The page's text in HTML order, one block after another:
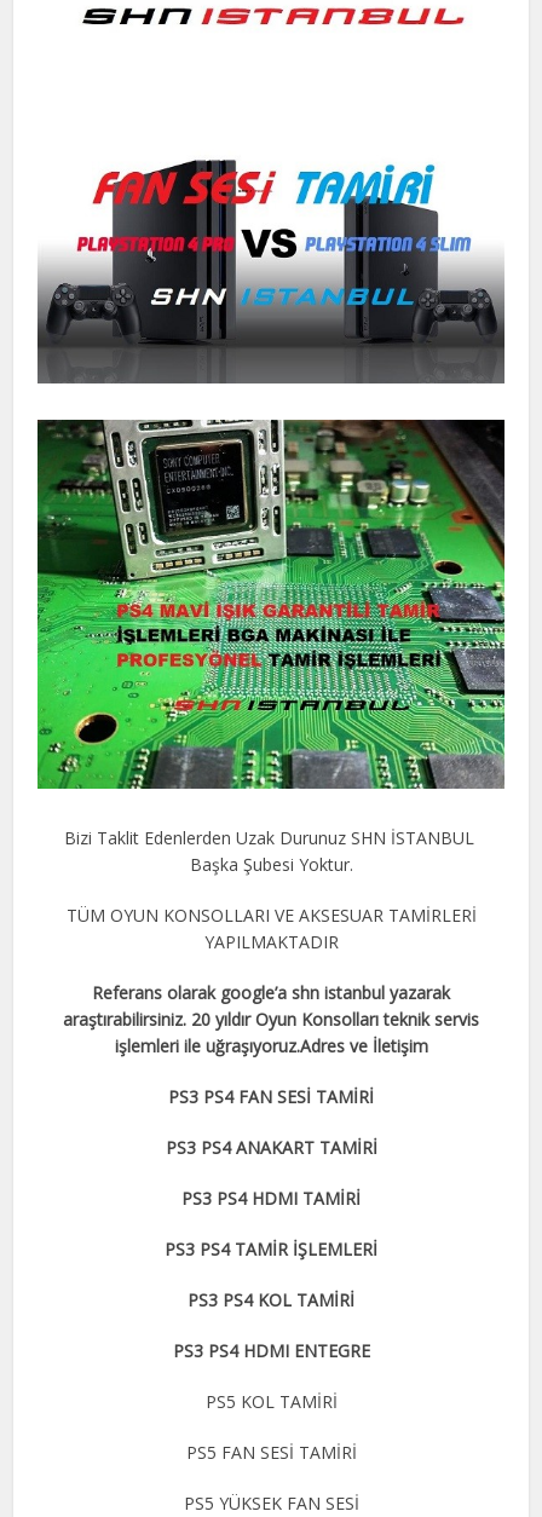
Bizi Taklit Edenlerden Uzak Durunuz SHN İSTANBUL
Başka Şubesi Yoktur.
TÜM OYUN KONSOLLARI VE AKSESUAR TAMİRLERİ
YAPILMAKTADIR
Referans olarak google’a shn istanbul yazarak
araştırabilirsiniz. 20 yıldır Oyun Konsolları teknik servis
işlemleri ile uğraşıyoruz.Adres ve İletişim
PS3 PS4 FAN SESİ TAMİRİ
PS3 PS4 ANAKART TAMİRİ
PS3 PS4 HDMI TAMİRİ
PS3 PS4 TAMİR İŞLEMLERİ
PS3 PS4 KOL TAMİRİ
PS3 PS4 HDMI ENTEGRE
PS5 KOL TAMİRİ
PS5 FAN SESİ TAMİRİ
PS5 YÜKSEK FAN SESİ